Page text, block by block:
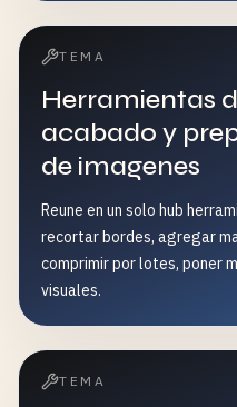
TEMA
Herramientas
acabado y
de imagenes
Reune en un solo hub
recortar bordes, agregar
comprimir por lotes, poner
visuales.
TEMA